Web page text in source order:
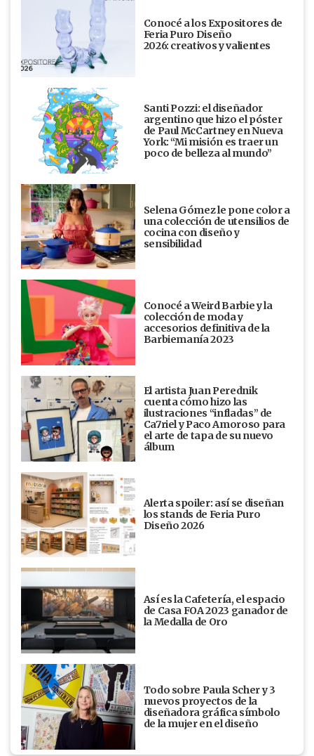
Conocé a los Expositores de
Feria Puro Diseño
2026: creativos y valientes
Santi Pozzi: el diseñador
argentino que hizo el póster
de Paul McCartney en Nueva
York: “Mi misión es traer un
poco de belleza al mundo”
Selena Gómez le pone color a
una colección de utensilios de
cocina con diseño y
sensibilidad
Conocé a Weird Barbie y la
colección de moda y
accesorios definitiva de la
Barbiemanía 2023
El artista Juan Perednik
cuenta cómo hizo las
ilustraciones “infladas” de
Ca7riel y Paco Amoroso para
el arte de tapa de su nuevo
álbum
Alerta spoiler: así se diseñan
los stands de Feria Puro
Diseño 2026
Así es la Cafetería, el espacio
de Casa FOA 2023 ganador de
la Medalla de Oro
Todo sobre Paula Scher y 3
nuevos proyectos de la
diseñadora gráfica símbolo
de la mujer en el diseño